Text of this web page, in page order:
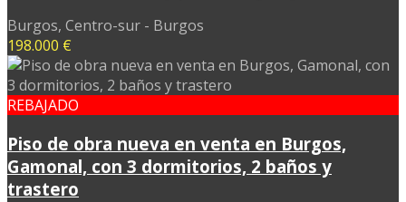
Burgos, Centro-sur - Burgos
198.000 €
REBAJADO
Piso de obra nueva en venta en Burgos,
Gamonal, con 3 dormitorios, 2 baños y
trastero